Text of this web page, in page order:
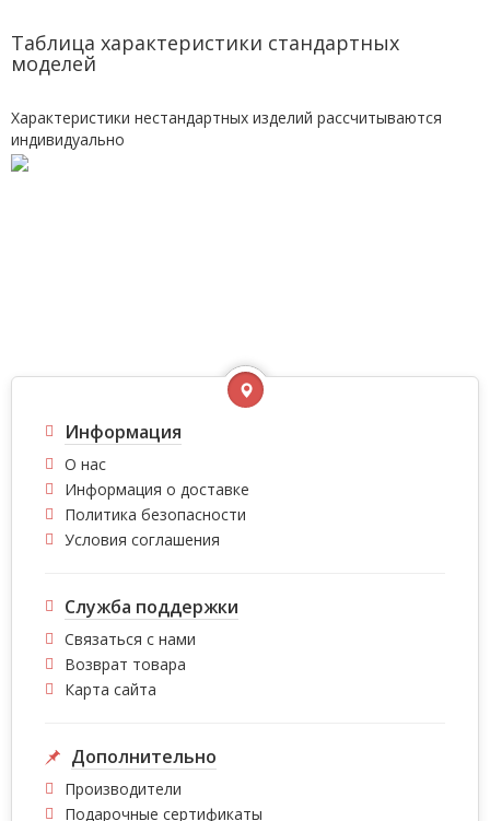
Таблица характеристики стандартных
моделей
Характеристики нестандартных изделий рассчитываются
индивидуально
Информация
О нас
Информация о доставке
Политика безопасности
Условия соглашения
Служба поддержки
Связаться с нами
Возврат товара
Карта сайта
Дополнительно
Производители
Подарочные сертификаты